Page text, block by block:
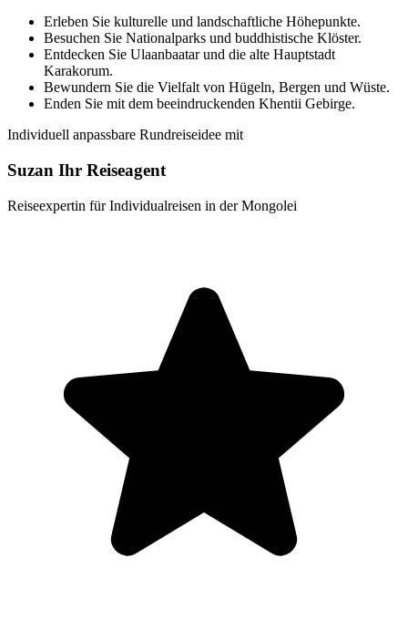
Erleben Sie kulturelle und landschaftliche Höhepunkte.
Besuchen Sie Nationalparks und buddhistische Klöster.
Entdecken Sie Ulaanbaatar und die alte Hauptstadt
Karakorum.
Bewundern Sie die Vielfalt von Hügeln, Bergen und Wüste.
Enden Sie mit dem beeindruckenden Khentii Gebirge.
Individuell anpassbare Rundreiseidee mit
Suzan Ihr Reiseagent
Reiseexpertin für Individualreisen in der Mongolei